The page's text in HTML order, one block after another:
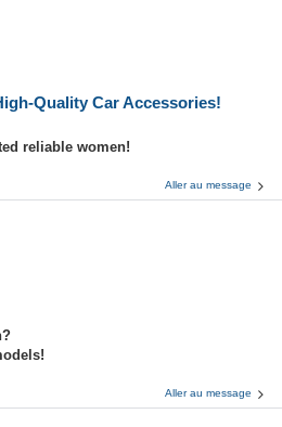
Quality Car Accessories!
reliable women!
Aller au message
Aller au message